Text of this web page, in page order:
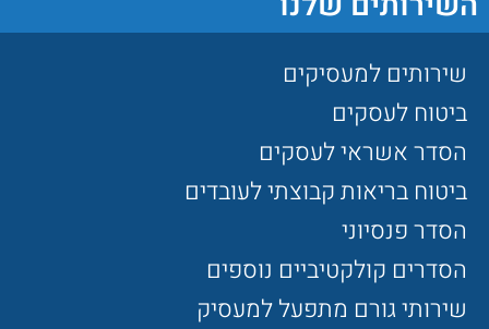
שירותים למעסיקים
ביטוח לעסקים
הסדר אשראי לעסקים
ביטוח בריאות קבוצתי לעובדים
הסדר פנסיוני
הסדרים קולקטיביים נוספים
שירותי גורם מתפעל למעסיק